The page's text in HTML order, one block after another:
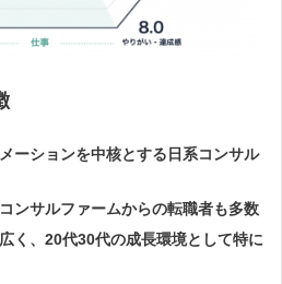
ーションを中核とする日系コンサル
ンサルファームからの転職者も多数
く、20代30代の成長環境として特に